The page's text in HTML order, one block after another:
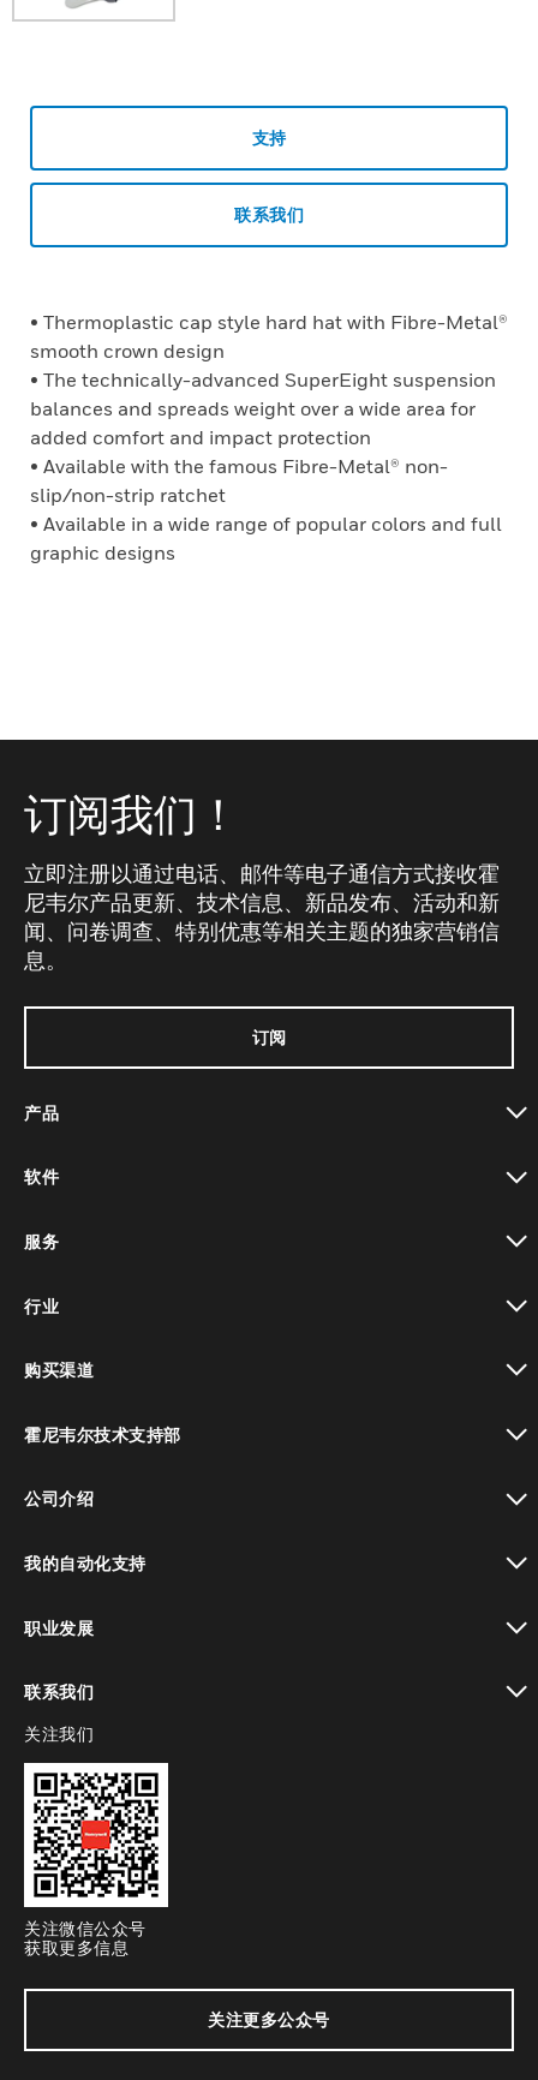
支持
联系我们
• Thermoplastic cap style hard hat with Fibre-Metal®
smooth crown design
• The technically-advanced SuperEight suspension
balances and spreads weight over a wide area for
added comfort and impact protection
• Available with the famous Fibre-Metal® non-
slip/non-strip ratchet
• Available in a wide range of popular colors and full
graphic designs
订阅我们！
立即注册以通过电话、邮件等电子通信方式接收霍
尼韦尔产品更新、技术信息、新品发布、活动和新
闻、问卷调查、特别优惠等相关主题的独家营销信
息。
订阅
产品
软件
服务
行业
购买渠道
霍尼韦尔技术支持部
公司介绍
我的自动化支持
职业发展
联系我们
toggle view
关注我们
关注微信公众号
获取更多信息
关注更多公众号